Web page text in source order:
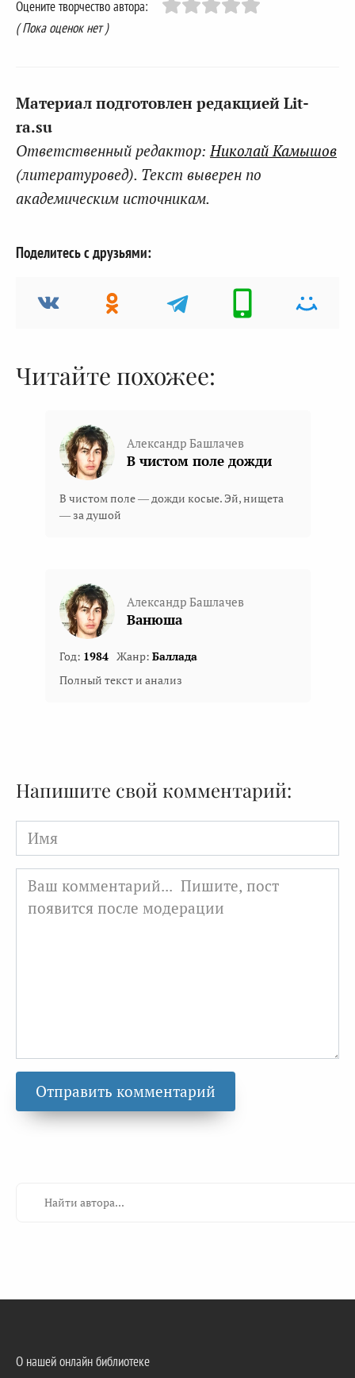
Оцените творчество автора:
( Пока оценок нет )
Материал подготовлен редакцией Lit-
ra.su
Ответственный редактор: Николай Камышов
(литературовед). Текст выверен по
академическим источникам.
Поделитесь с друзьями:
Читайте похожее:
Александр Башлачев
В чистом поле дожди
В чистом поле — дожди косые. Эй, нищета
— за душой
Александр Башлачев
Ванюша
Год: 1984 Жанр: Баллада
Полный текст и анализ
Напишите свой комментарий:
Имя
О нашей онлайн библиотеке